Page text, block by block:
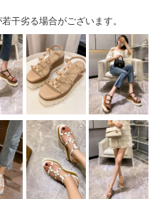
干劣る場合がございます。